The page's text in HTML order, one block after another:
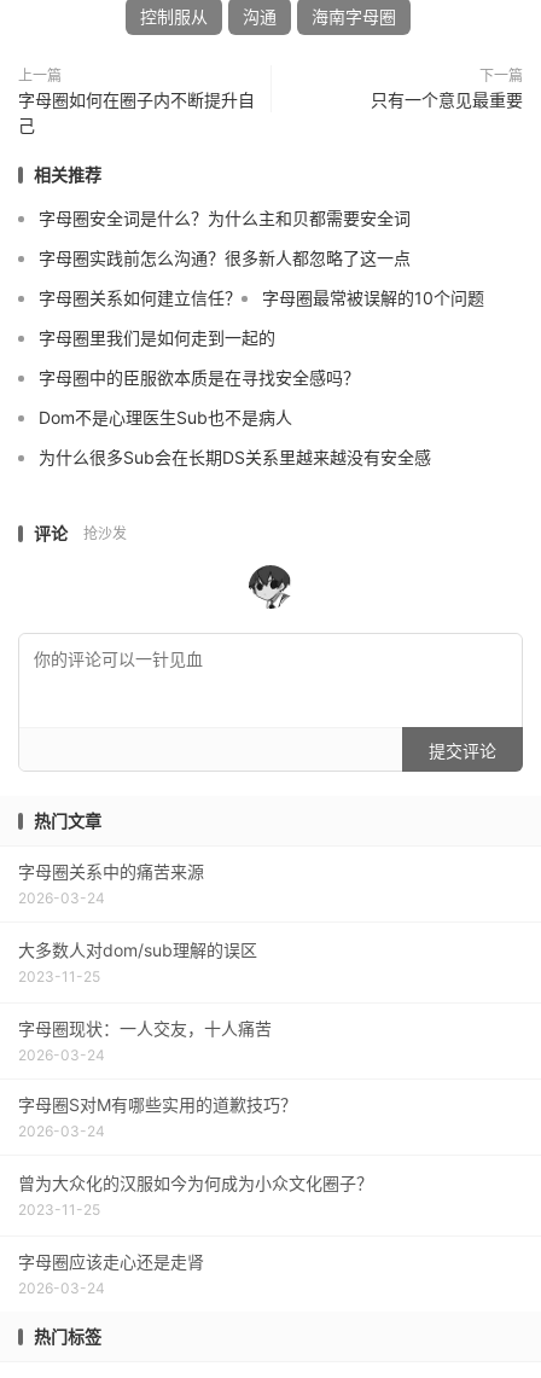
控制服从 沟通 海南字母圈
上一篇
字母圈如何在圈子内不断提升自
己
下一篇
只有一个意见最重要
相关推荐
字母圈安全词是什么？为什么主和贝都需要安全词
字母圈实践前怎么沟通？很多新人都忽略了这一点
字母圈关系如何建立信任？
字母圈最常被误解的10个问题
字母圈里我们是如何走到一起的
字母圈中的臣服欲本质是在寻找安全感吗？
Dom不是心理医生Sub也不是病人
为什么很多Sub会在长期DS关系里越来越没有安全感
评论 抢沙发
提交评论
热门文章
字母圈关系中的痛苦来源
2026-03-24
大多数人对dom/sub理解的误区
2023-11-25
字母圈现状：一人交友，十人痛苦
2026-03-24
字母圈S对M有哪些实用的道歉技巧？
2026-03-24
曾为大众化的汉服如今为何成为小众文化圈子？
2023-11-25
字母圈应该走心还是走肾
2026-03-24
热门标签